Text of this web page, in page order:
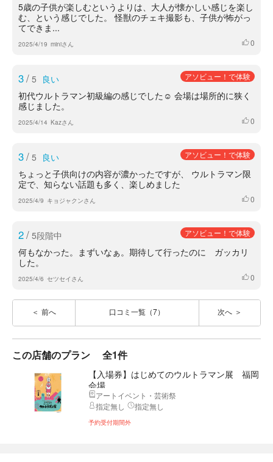
5歳の子供が楽しむというよりは、大人が懐かしい感じを楽し
む、という感じでした。 怪獣のチェキ撮影も、子供が怖がっ
てできま...
2025/4/19 miniさん いいね
0
3/ 5 良い アソビュー！で体験
初代ウルトラマン初級編の感じでした☺️ 会場は場所的に狭く
感じました。
2025/4/14 Kazさん いいね
0
3/ 5 良い アソビュー！で体験
ちょっと子供向けの内容が濃かったですが、 ウルトラマン限
定で、知らない話題も多く、楽しめました
2025/4/9 キョジャクンさん いいね
0
2/ 5段階中 アソビュー！で体験
何もなかった。まずいなぁ。期待して行ったのに ガッカリ
した。
2025/4/6 セツセイさん いいね
0
前へ 口コミ一覧（7） 次へ
この店舗のプラン 全1件
【入場券】はじめてのウルトラマン展 福岡
会場
アートイベント・芸術祭
指定無し
指定無し
予約受付期間外